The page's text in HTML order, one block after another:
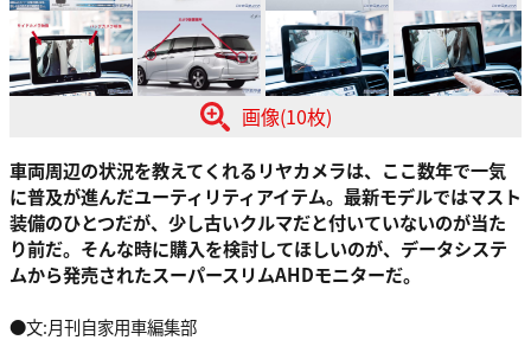
画像(10枚)
車両周辺の状況を教えてくれるリヤカメラは、ここ数年で一気
に普及が進んだユーティリティアイテム。最新モデルではマスト
装備のひとつだが、少し古いクルマだと付いていないのが当た
り前だ。そんな時に購入を検討してほしいのが、データシステ
ムから発売されたスーパースリムAHDモニターだ。
●文:月刊自家用車編集部